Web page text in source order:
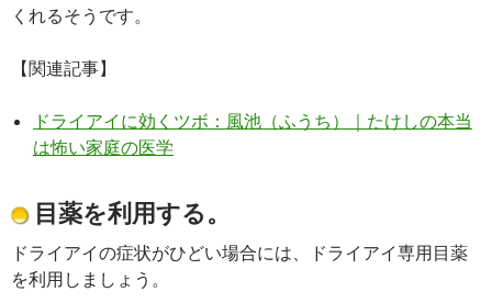
くれるそうです。
【関連記事】
ドライアイに効くツボ：風池（ふうち）｜たけしの本当
は怖い家庭の医学
目薬を利用する。
ドライアイの症状がひどい場合には、ドライアイ専用目薬
を利用しましょう。